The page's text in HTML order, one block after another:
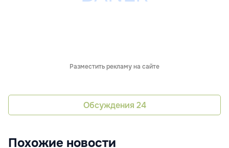
Разместить рекламу на сайте
Обсуждения 24
Похожие новости